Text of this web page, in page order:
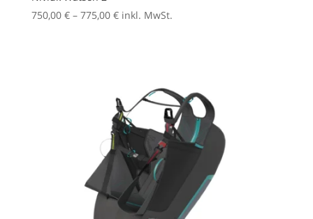
750,00 € – 775,00 €Preisspanne:
inkl. MwSt.